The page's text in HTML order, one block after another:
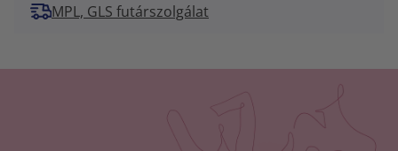
MPL, GLS futárszolgálat